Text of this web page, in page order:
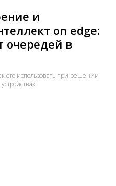
и
on edge:
очередей в
его использовать при решении